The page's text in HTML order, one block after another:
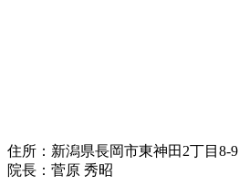
住所：新潟県長岡市東神田2丁目8-9
院長：菅原 秀昭